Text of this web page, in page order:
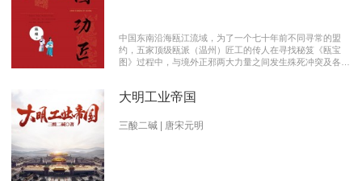
中国东南沿海瓯江流域，为了一个七十年前不同寻常的盟
约，五家顶级瓯派（温州）匠工的传人在寻找秘笈《瓯宝
图》过程中，与境外正邪两大力量之间发生殊死冲突及各派
推介、2019扬子江原创网络文学大赛特别奖 【主要故事线
护宝盟约。 2、瓯匠传人为寻找《瓯宝图》以及“瓯宝”，与
大明工业帝国
三酸二碱 | 唐宋元明